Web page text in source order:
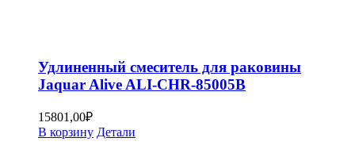
Удлиненный смеситель для раковины
Jaquar Alive ALI-CHR-85005B
15801,00₽
В корзину Детали